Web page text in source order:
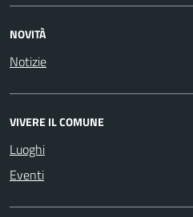
NOVITÀ
Notizie
VIVERE IL COMUNE
Luoghi
Eventi